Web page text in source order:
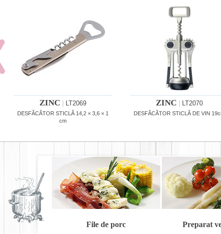
ZINC LT2069
DESFĂCĂTOR STICLĂ 14,2 × 3,6 × 1
cm
ZINC LT2070
DESFĂCĂTOR STICLĂ DE VIN
File de porc Preparat